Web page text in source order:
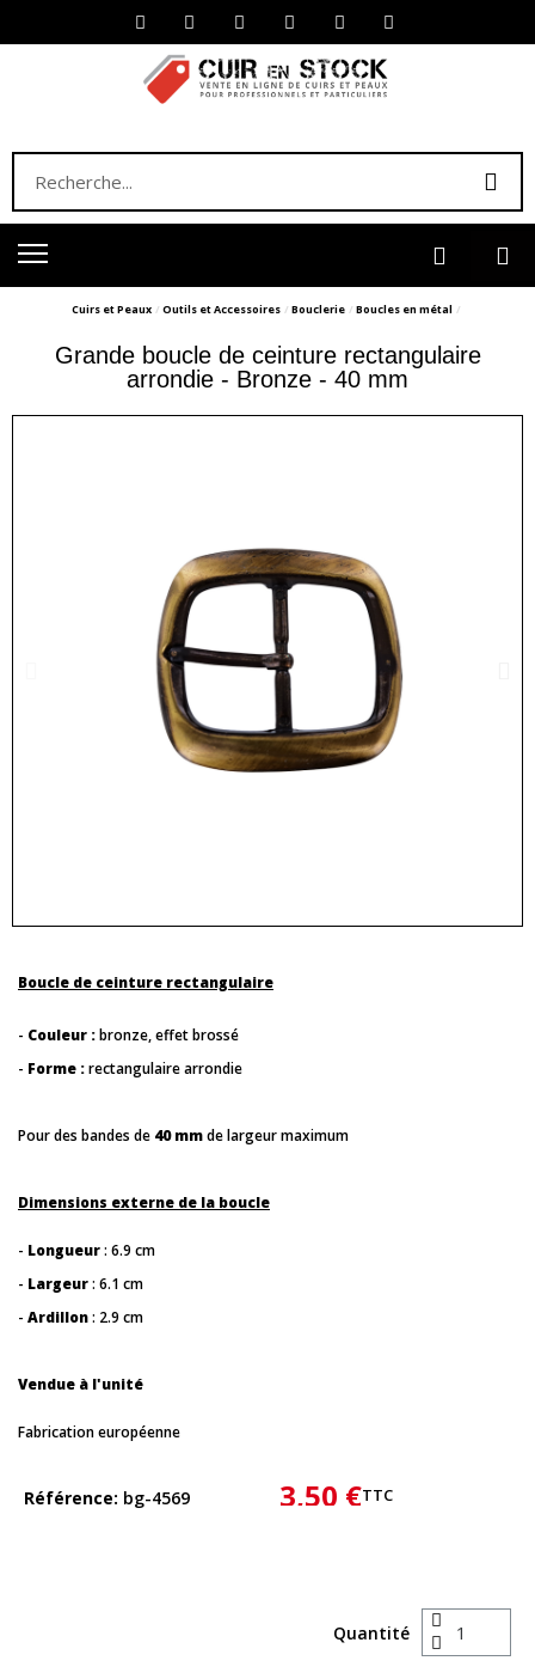
Cuirs et Peaux Outils et Accessoires Bouclerie Boucles en métal
Grande boucle de ceinture rectangulaire
arrondie - Bronze - 40 mm
Boucle de ceinture rectangulaire
- Couleur :bronze, effet brossé
- Forme :rectangulaire arrondie
Pour des bandes de 40 mmde largeur maximum
Dimensions externe de la boucle
- Longueur: 6.9 cm
- Largeur: 6.1 cm
- Ardillon: 2.9 cm
Vendue à l'unité
Fabrication européenne
Référence bg-4569 3,50 €TTC
Quantité